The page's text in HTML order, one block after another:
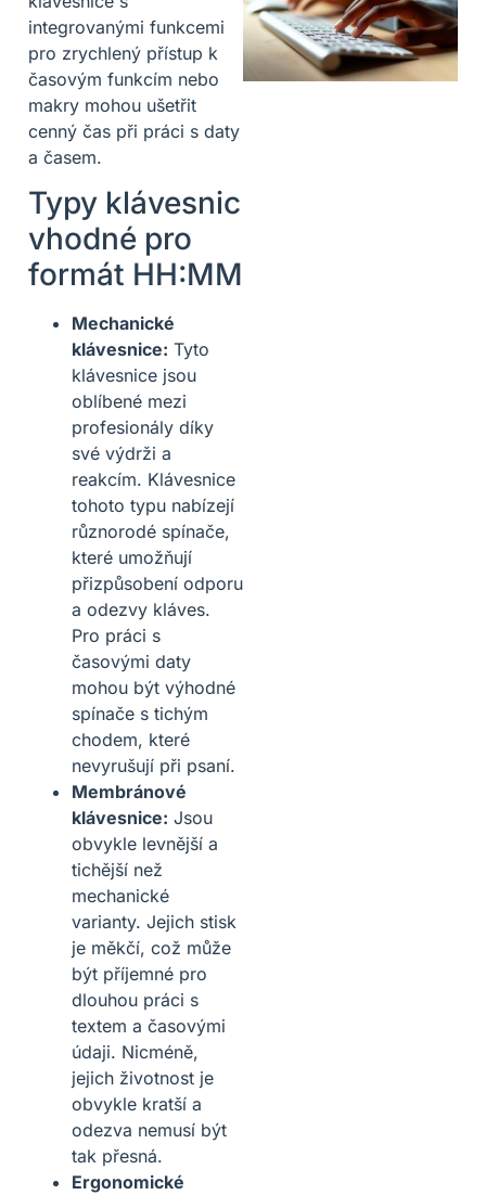
integrovanými funkcemi
pro zrychlený přístup k
časovým funkcím nebo
makry mohou ušetřit
cenný čas při práci s daty
a časem.
Typy klávesnic
vhodné pro
formát HH:MM
Mechanické
klávesnice: Tyto
klávesnice jsou
oblíbené mezi
profesionály díky
své výdrži a
reakcím. Klávesnice
tohoto typu nabízejí
různorodé spínače,
které umožňují
přizpůsobení odporu
a odezvy kláves.
Pro práci s
časovými daty
mohou být výhodné
spínače s tichým
chodem, které
nevyrušují při psaní.
Membránové
klávesnice: Jsou
obvykle levnější a
tichější než
mechanické
varianty. Jejich stisk
je měkčí, což může
být příjemné pro
dlouhou práci s
textem a časovými
údaji. Nicméně,
jejich životnost je
obvykle kratší a
odezva nemusí být
tak přesná.
Ergonomické